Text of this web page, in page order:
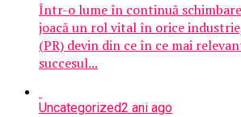
Într-o lume în continuă
joacă un rol vital în orice
(PR) devin din ce în ce mai
succesul...
Uncategorized2 ani ago